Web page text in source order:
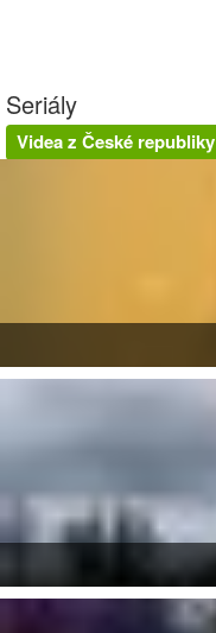
Seriály
Videa z České republiky